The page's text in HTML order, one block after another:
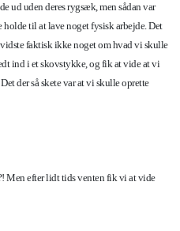
ud uden deres rygsæk, men sådan var
holde til at lave noget fysisk arbejde. Det
faktisk ikke noget om hvad vi skulle
ind i et skovstykke, og fik at vide at vi
der så skete var at vi skulle oprette
Men efter lidt tids venten fik vi at vide